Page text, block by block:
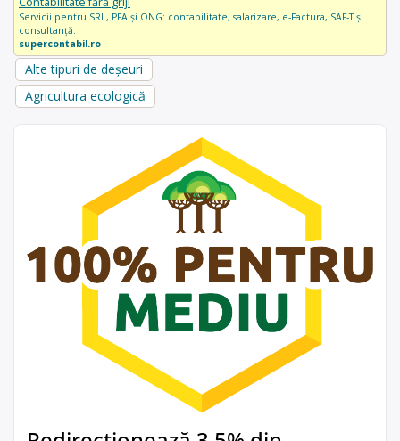
Servicii pentru SRL, PFA și ONG: contabilitate, salarizare, e-Factura, SAF-T și
consultanță.
supercontabil.ro
Alte tipuri de deșeuri
Agricultura ecologică